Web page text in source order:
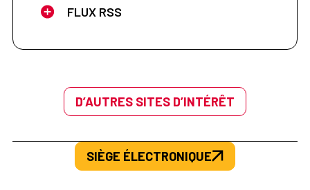
FLUX RSS
D’AUTRES SITES D’INTÉRÊT
SIÈGE ÉLECTRONIQUE